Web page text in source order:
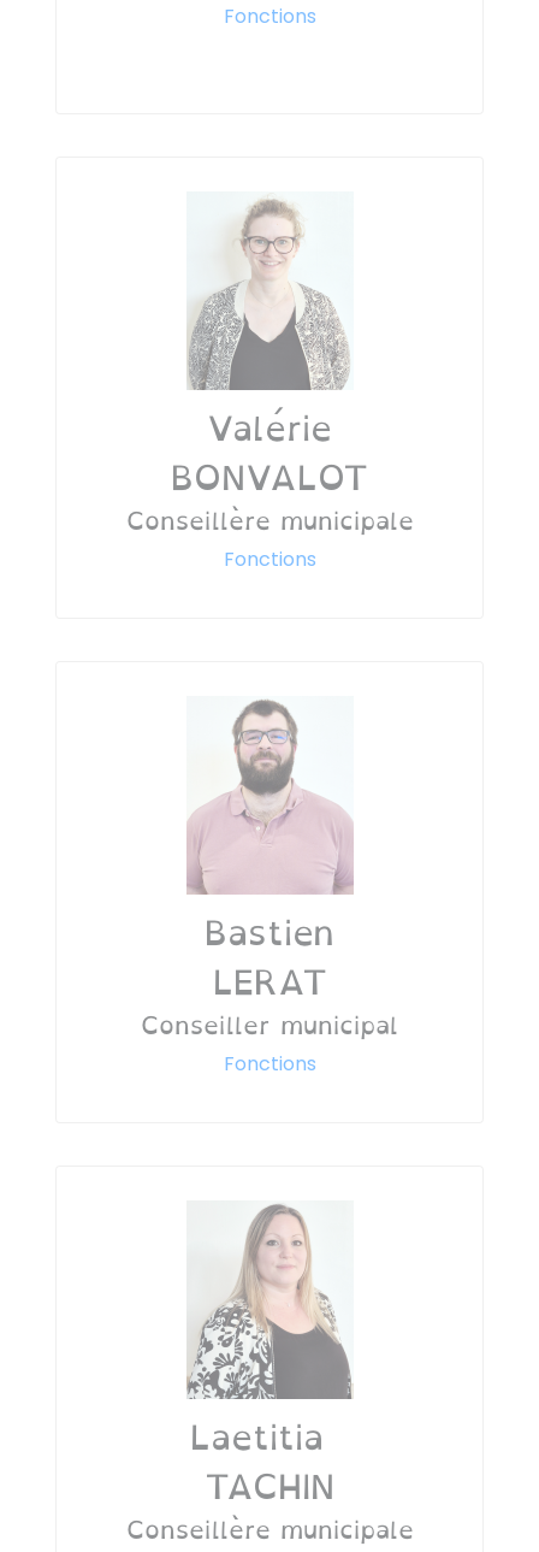
Fonctions
Valérie
BONVALOT
Conseillère municipale
Fonctions
Bastien
LERAT
Conseiller municipal
Fonctions
Laetitia
TACHIN
Conseillère municipale